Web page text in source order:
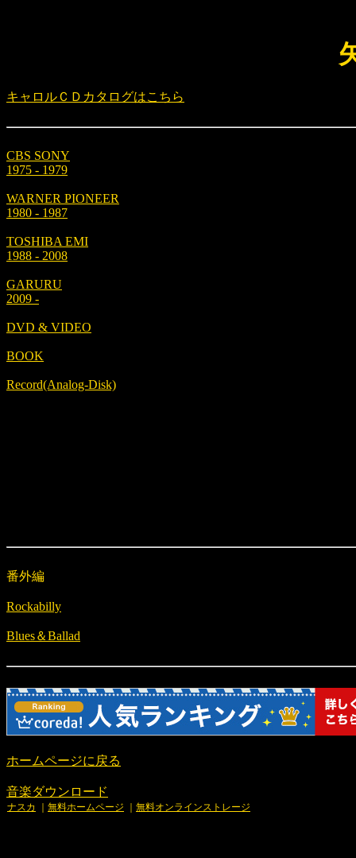
キャロルＣＤカタログはこちら
CBS SONY
1975 - 1979
WARNER PIONEER
1980 - 1987
TOSHIBA EMI
1988 - 2008
GARURU
2009 -
DVD & VIDEO
BOOK
Record(Analog-Disk)
番外編
Rockabilly
Blues＆Ballad
ホームページに戻る
音楽ダウンロード
ナスカ 無料ホームページ 無料オンラインストレージ